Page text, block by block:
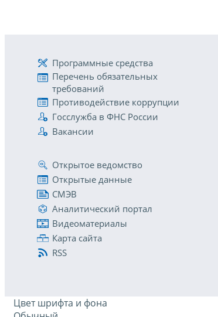
Программные средства
Перечень обязательных
требований
Противодействие коррупции
Госслужба в ФНС России
Вакансии
Открытое ведомство
Открытые данные
СМЭВ
Аналитический портал
Видеоматериалы
Карта сайта
RSS
Цвет шрифта и фона